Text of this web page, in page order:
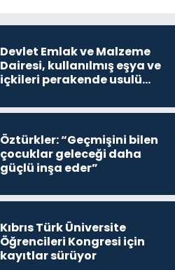
Devlet Emlak ve Malzeme
Dairesi, kullanılmış eşya ve
içkileri perakende usulü
Öztürkler: “Geçmişini bilen
çocuklar geleceği daha
güçlü inşa eder”
Kıbrıs Türk Üniversite
Öğrencileri Kongresi için
kayıtlar sürüyor